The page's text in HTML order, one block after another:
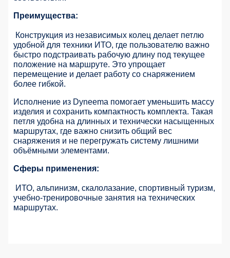
Преимущества:
Конструкция из независимых колец делает петлю
удобной для техники ИТО, где пользователю важно
быстро подстраивать рабочую длину под текущее
положение на маршруте. Это упрощает
перемещение и делает работу со снаряжением
более гибкой.
Исполнение из Dyneema помогает уменьшить массу
изделия и сохранить компактность комплекта. Такая
петля удобна на длинных и технически насыщенных
маршрутах, где важно снизить общий вес
снаряжения и не перегружать систему лишними
объёмными элементами.
Сферы применения:
ИТО, альпинизм, скалолазание, спортивный туризм,
учебно-тренировочные занятия на технических
маршрутах.